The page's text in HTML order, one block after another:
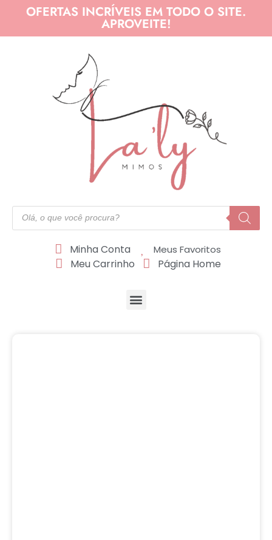
OFERTAS INCRÍVEIS EM TODO O SITE.
APROVEITE!
Minha Conta Meus Favoritos
Meu Carrinho Página Home